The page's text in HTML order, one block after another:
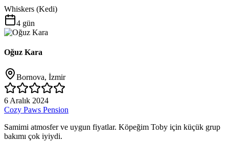
Whiskers (Kedi)
4 gün
Oğuz Kara
Bornova, İzmir
6 Aralık 2024
Cozy Paws Pension
Samimi atmosfer ve uygun fiyatlar. Köpeğim Toby için küçük grup
bakımı çok iyiydi.